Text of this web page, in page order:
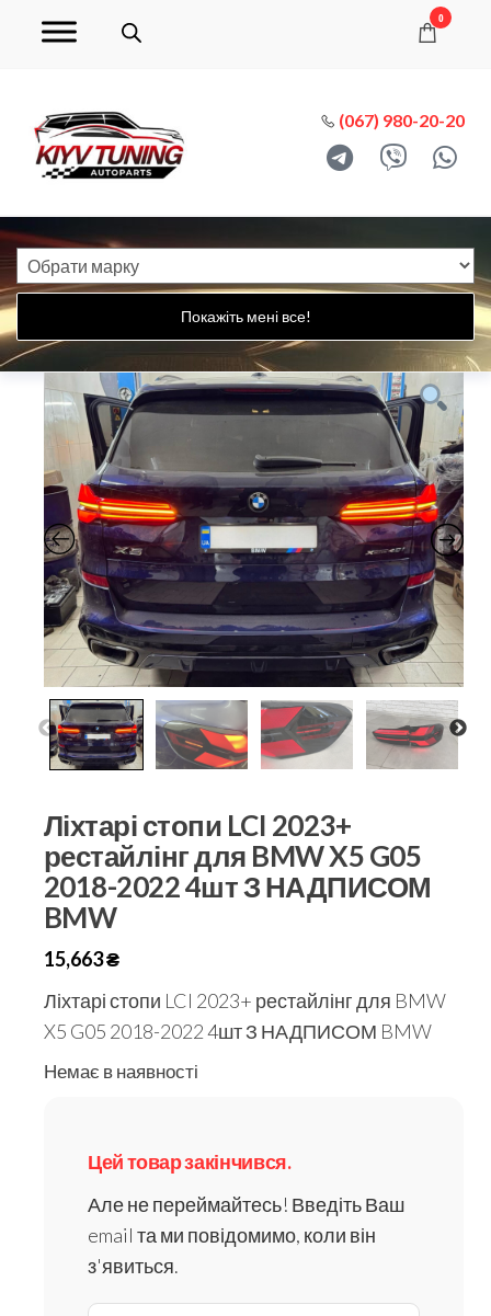
0
(067) 980-20-20
Покажіть мені все!
Ліхтарі стопи LCI 2023+
рестайлінг для BMW X5 G05
2018-2022 4шт З НАДПИСОМ
BMW
15,663₴
Ліхтарі стопи LCI 2023+ рестайлінг для BMW
X5 G05 2018-2022 4шт З НАДПИСОМ BMW
Немає в наявності
Цей товар закінчився.
Але не переймайтесь! Введіть Ваш
email та ми повідомимо, коли він
з'явиться.